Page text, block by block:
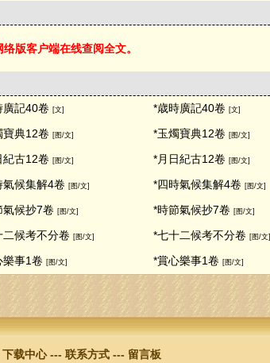
版客户端在线查阅全文。
廣記40卷 [文]
寶典12卷 [图/文]
紀古12卷 [图/文]
氣候集解4卷 [图/文]
氣候抄7卷 [图/文]
二候考不分卷 [图/文]
樂事1卷 [图/文]
*歳時廣記40卷 [文]
*玉燭寶典12卷 [图/文]
*月日紀古12卷 [图/文]
*四時氣候集解4卷 [图/文]
*時節氣候抄7卷 [图/文]
*七十二候考不分卷 [图/文]
*賞心樂事1卷 [图/文]
下载中心--- 联系方式 --- 留言板